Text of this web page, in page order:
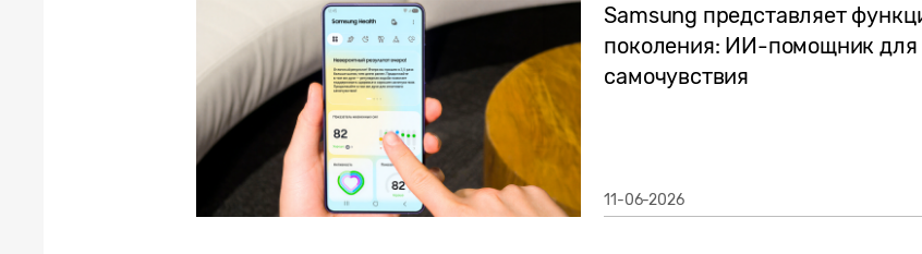
Samsung представляет
поколения: ИИ-помощник для
самочувствия
11-06-2026